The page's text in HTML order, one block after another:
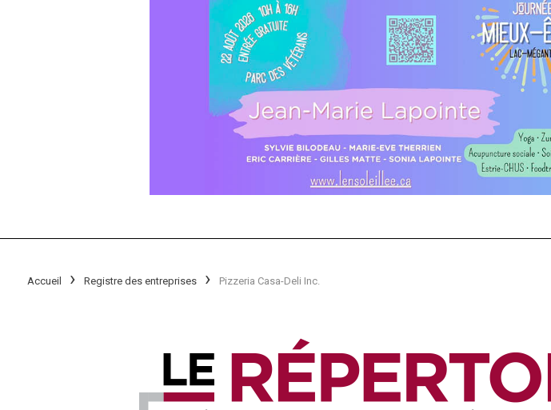
Accueil Registre des entreprises Pizzeria Casa-Deli Inc.